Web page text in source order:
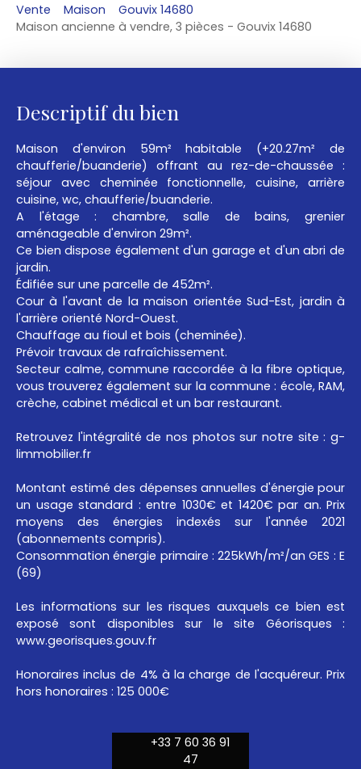
Vente Maison
Gouvix 14680
Maison ancienne à vendre, 3 pièces - Gouvix 14680
Descriptif du bien
Maison d'environ 59m² habitable (+20.27m² de
chaufferie/buanderie) offrant au rez-de-chaussée :
séjour avec cheminée fonctionnelle, cuisine, arrière
cuisine, wc, chaufferie/buanderie.
A l'étage : chambre, salle de bains, grenier
aménageable d'environ 29m².
Ce bien dispose également d'un garage et d'un abri de
jardin.
Édifiée sur une parcelle de 452m².
Cour à l'avant de la maison orientée Sud-Est, jardin à
l'arrière orienté Nord-Ouest.
Chauffage au fioul et bois (cheminée).
Prévoir travaux de rafraîchissement.
Secteur calme, commune raccordée à la fibre optique,
vous trouverez également sur la commune : école, RAM,
crèche, cabinet médical et un bar restaurant.
Retrouvez l'intégralité de nos photos sur notre site : g-
limmobilier.fr
Montant estimé des dépenses annuelles d'énergie pour
un usage standard : entre 1030€ et 1420€ par an. Prix
moyens des énergies indexés sur l'année 2021
(abonnements compris).
Consommation énergie primaire : 225kWh/m²/an GES : E
(69)
Les informations sur les risques auxquels ce bien est
exposé sont disponibles sur le site Géorisques :
www.georisques.gouv.fr
Honoraires inclus de 4% à la charge de l'acquéreur. Prix
hors honoraires : 125 000€
+33 7 60 36 91
47